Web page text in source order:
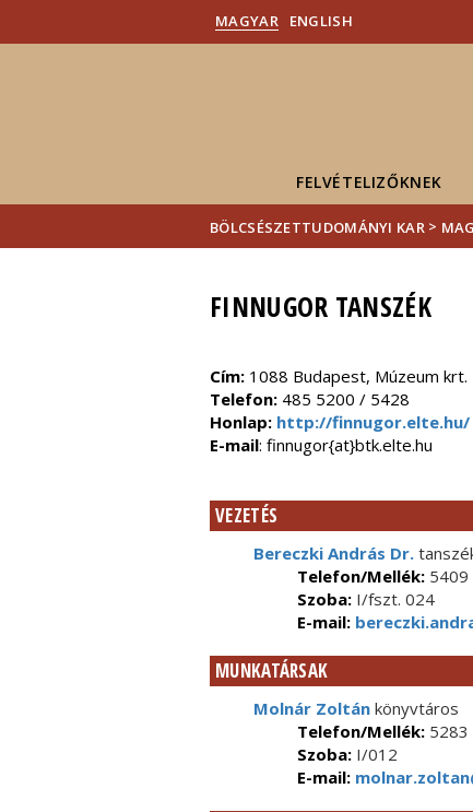
MAGYAR ENGLISH
FELVÉTELIZŐKNEK
BÖLCSÉSZETTUDOMÁNYI KAR >
FINNUGOR TANSZÉK
Cím: 1088 Budapest, Múzeum
Telefon: 485 5200 / 5428
Honlap: http://finnugor.elte.hu/
E-mail: finnugor{at}btk.elte.hu
VEZETÉS
Bereczki András Dr.
Telefon/Mellék: 5409
Szoba: I/fszt. 024
E-mail:
MUNKATÁRSAK
Molnár Zoltán könyvtáros
Telefon/Mellék: 5283
Szoba: I/012
E-mail: